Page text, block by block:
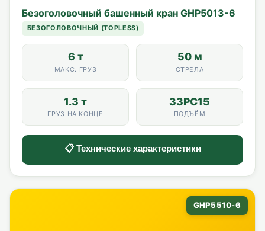
Безоголовочный башенный кран GHP5013-6
БЕЗОГОЛОВОЧНЫЙ (TOPLESS)
6 т
МАКС. ГРУЗ
50 м
СТРЕЛА
1.3 т
ГРУЗ НА КОНЦЕ
33PC15
ПОДЪЁМ
📋 Технические характеристики
GHP5510-6